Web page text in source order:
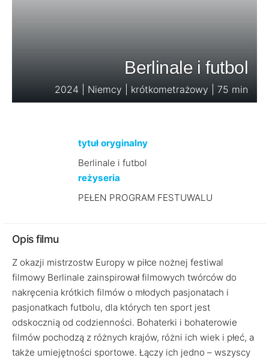
Berlinale i futbol
2024 | Niemcy | krótkometrażowy | 75 min
tytuł oryginalny
Berlinale i futbol
reżyseria
PEŁEN PROGRAM FESTUWALU
Opis filmu
Z okazji mistrzostw Europy w piłce nożnej festiwal
filmowy Berlinale zainspirował filmowych twórców do
nakręcenia krótkich filmów o młodych pasjonatach i
pasjonatkach futbolu, dla których ten sport jest
odskocznią od codzienności. Bohaterki i bohaterowie
filmów pochodzą z różnych krajów, różni ich wiek i płeć, a
także umiejętności sportowe. Łączy ich jedno – wszyscy